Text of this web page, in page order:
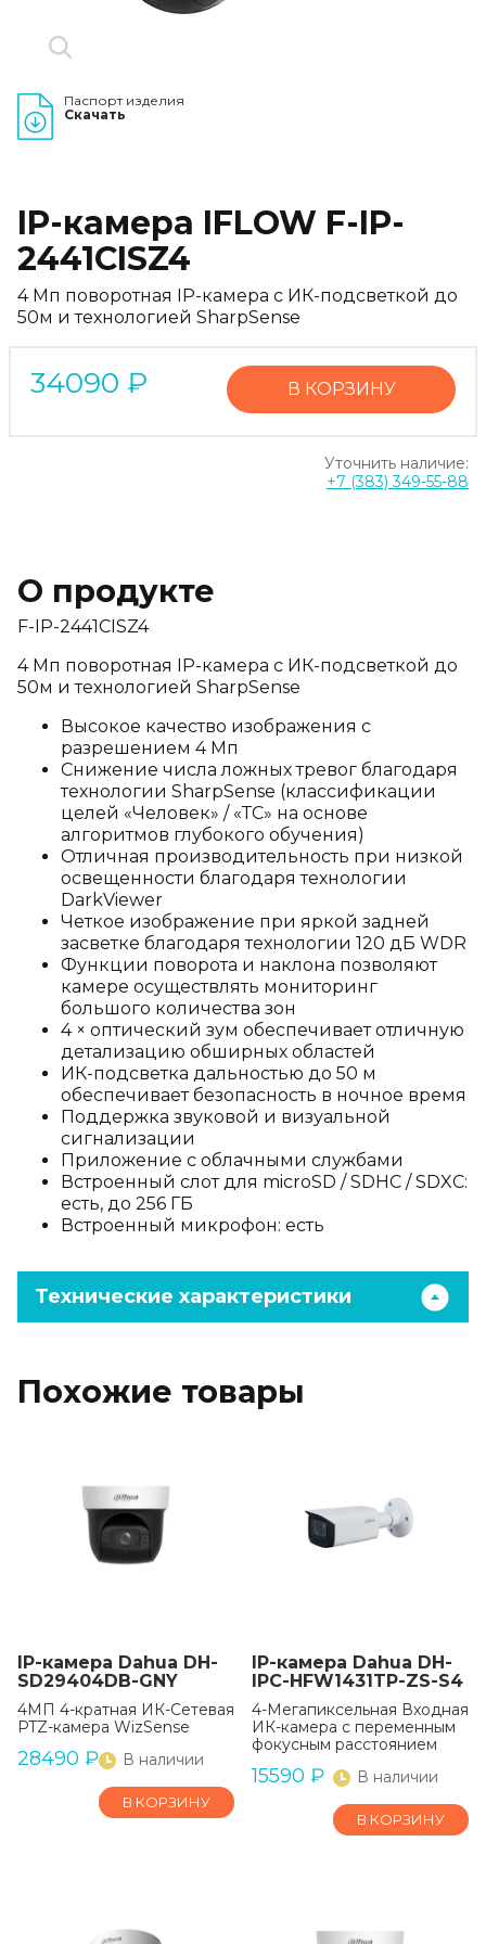
Паспорт изделия
Скачать
IP-камера IFLOW F-IP-
2441CISZ4
4 Мп поворотная IP-камера c ИК-подсветкой до
50м и технологией SharpSense
34090 ₽ В КОРЗИНУ
Уточнить наличие:
+7 (383) 349-55-88
О продукте
F-IP-2441CISZ4
4 Мп поворотная IP-камера c ИК-подсветкой до
50м и технологией SharpSense
Высокое качество изображения с
разрешением 4 Мп
Снижение числа ложных тревог благодаря
технологии SharpSense (классификации
целей «Человек» / «ТС» на основе
алгоритмов глубокого обучения)
Отличная производительность при низкой
освещенности благодаря технологии
DarkViewer
Четкое изображение при яркой задней
засветке благодаря технологии 120 дБ WDR
Функции поворота и наклона позволяют
камере осуществлять мониторинг
большого количества зон
4 × оптический зум обеспечивает отличную
детализацию обширных областей
ИК-подсветка дальностью до 50 м
обеспечивает безопасность в ночное время
Поддержка звуковой и визуальной
сигнализации
Приложение с облачными службами
Встроенный слот для microSD / SDHC / SDXC:
есть, до 256 ГБ
Встроенный микрофон: есть
Технические характеристики
Похожие товары
IP-камера Dahua DH-
SD29404DB-GNY
4МП 4-кратная ИК-Сетевая
PTZ-камера WizSense
28490 ₽ В наличии
В КОРЗИНУ
IP-камера Dahua DH-
IPC-HFW1431TP-ZS-S4
4-Мегапиксельная Входная
ИК-камера с переменным
фокусным расстоянием
15590 ₽ В наличии
В КОРЗИНУ